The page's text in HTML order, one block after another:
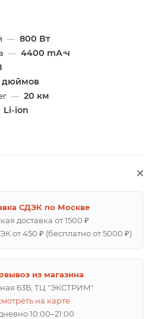
— 800 Вт
— 4400 mА⋅ч
дюймов
— 20 км
Li-ion
СДЭК по Москве
доставка от 1500 ₽
от 450 ₽ (бесплатно от 5000 ₽)
из магазина
63Б, ТЦ "ЭКСТРИМ"
на карте
10:00–21:00